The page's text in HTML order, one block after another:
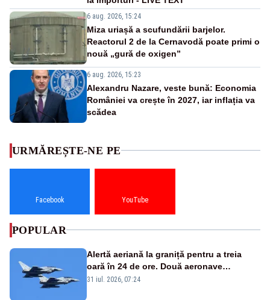
6 aug. 2026, 15:24
Miza uriașă a scufundării barjelor.
Reactorul 2 de la Cernavodă poate primi o
nouă „gură de oxigen”
6 aug. 2026, 15:23
Alexandru Nazare, veste bună: Economia
României va crește în 2027, iar inflația va
scădea
URMĂREȘTE-NE PE
Facebook YouTube
POPULAR
Alertă aeriană la graniță pentru a treia
oară în 24 de ore. Două aeronave
Eurofighter britanice au fost ridicate de la
31 iul. 2026, 07:24